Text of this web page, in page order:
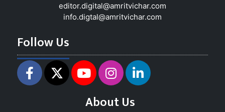
editor.digital@amritvichar.com
info.digtal@amritvichar.com
Follow Us
About Us